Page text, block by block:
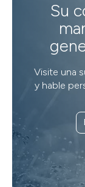
Su
Visite una
y hable